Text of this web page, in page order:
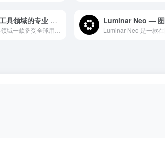
灵动AI — AI图像工具领域的专业 AI 工具